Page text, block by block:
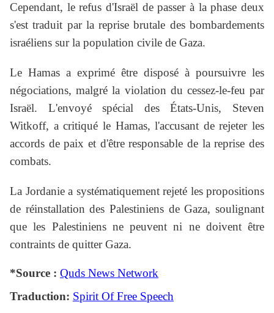
Cependant, le refus d'Israël de passer à la phase deux
s'est traduit par la reprise brutale des bombardements
israéliens sur la population civile de Gaza.
Le Hamas a exprimé être disposé à poursuivre les
négociations, malgré la violation du cessez-le-feu par
Israël. L'envoyé spécial des États-Unis, Steven
Witkoff, a critiqué le Hamas, l'accusant de rejeter les
accords de paix et d'être responsable de la reprise des
combats.
La Jordanie a systématiquement rejeté les propositions
de réinstallation des Palestiniens de Gaza, soulignant
que les Palestiniens ne peuvent ni ne doivent être
contraints de quitter Gaza.
*Source : Quds News Network
Traduction: Spirit Of Free Speech